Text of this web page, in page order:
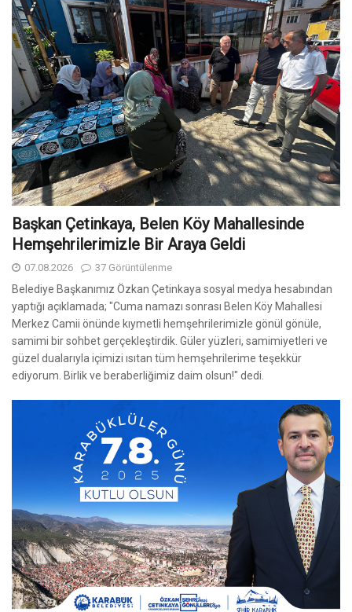
Başkan Çetinkaya, Belen Köy Mahallesinde
Hemşehrilerimizle Bir Araya Geldi
07.08.2026 37 Görüntülenme
Belediye Başkanımız Özkan Çetinkaya sosyal medya hesabından
yaptığı açıklamada; "Cuma namazı sonrası Belen Köy Mahallesi
Merkez Camii önünde kıymetli hemşehrilerimizle gönül gönüle,
samimi bir sohbet gerçekleştirdik. Güler yüzleri, samimiyetleri ve
güzel dualarıyla içimizi ısıtan tüm hemşehrilerime teşekkür
ediyorum. Birlik ve beraberliğimiz daim olsun!" dedi.